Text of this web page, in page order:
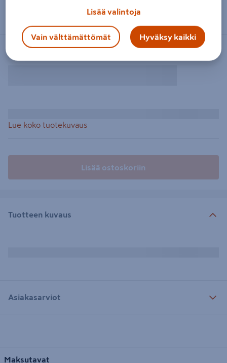
Lue koko tuotekuvaus
Lisää ostoskoriin
Tuotteen kuvaus
Asiakasarviot
Maksutavat
Lisää valintoja
Vain välttämättömät Hyväksy kaikki